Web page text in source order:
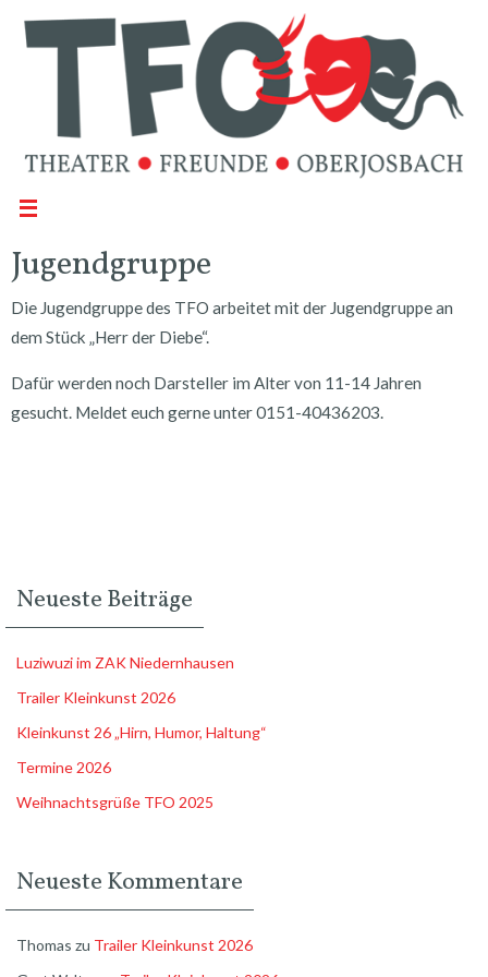
Jugendgruppe
Die Jugendgruppe des TFO arbeitet mit der Jugendgruppe an
dem Stück „Herr der Diebe“.
Dafür werden noch Darsteller im Alter von 11-14 Jahren
gesucht. Meldet euch gerne unter 0151-40436203.
Neueste Beiträge
Luziwuzi im ZAK Niedernhausen
Trailer Kleinkunst 2026
Kleinkunst 26 „Hirn, Humor, Haltung“
Termine 2026
Weihnachtsgrüße TFO 2025
Neueste Kommentare
Thomas zu Trailer Kleinkunst 2026